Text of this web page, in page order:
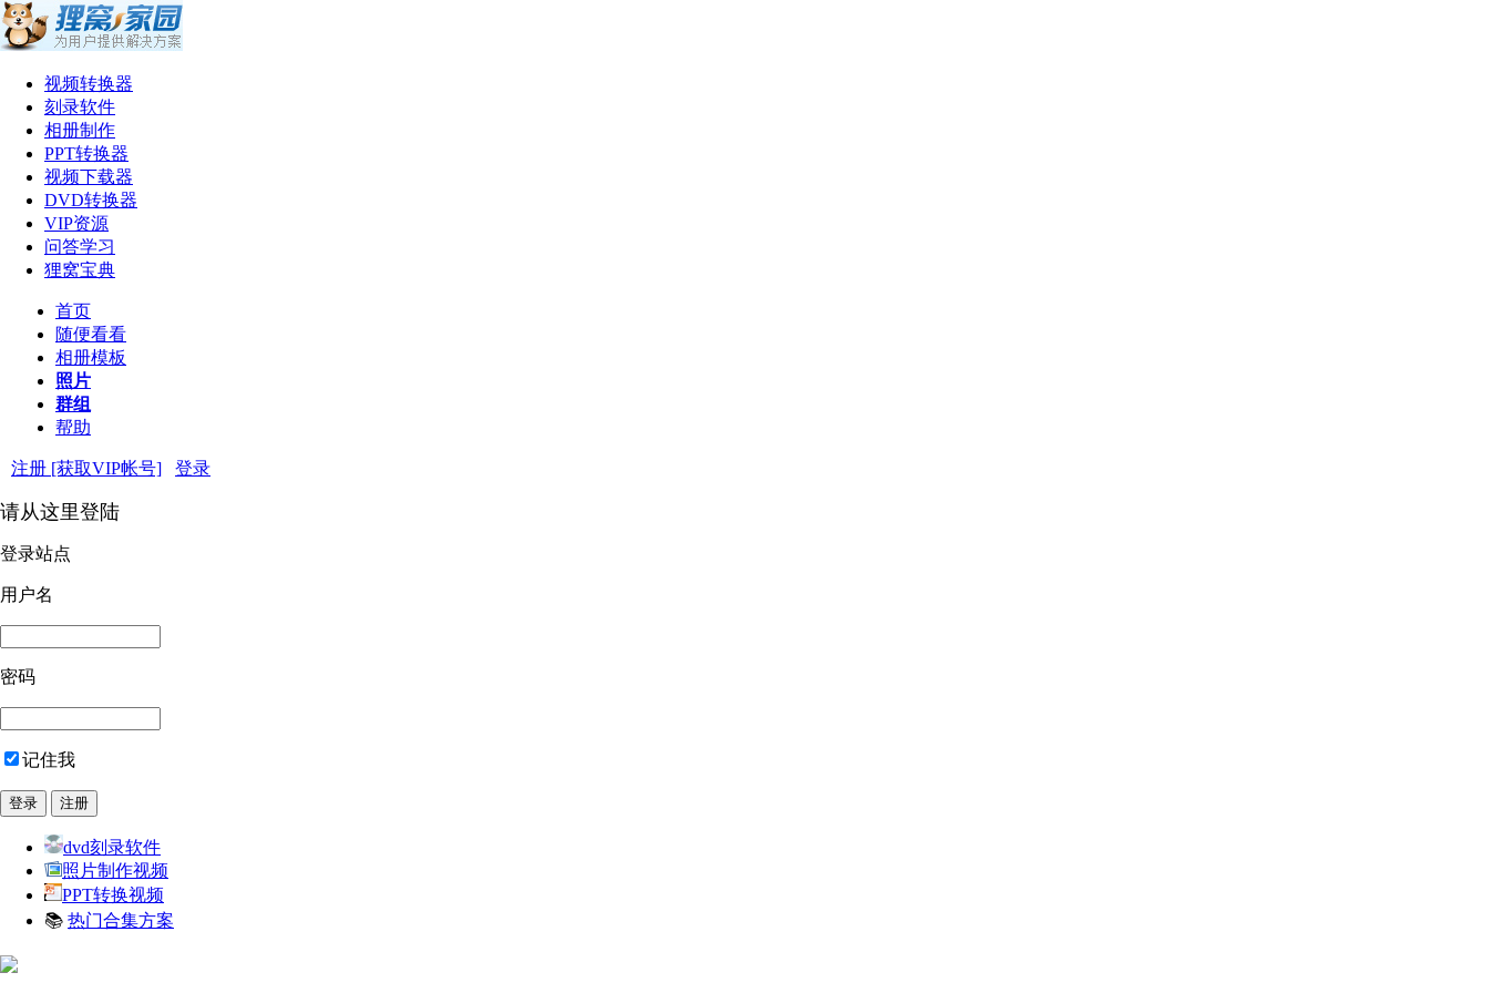
视频转换器
刻录软件
相册制作
PPT转换器
视频下载器
DVD转换器
VIP资源
问答学习
狸窝宝典
首页
随便看看
相册模板
照片
群组
帮助
注册 [获取VIP帐号] 登录
请从这里登陆
登录站点
用户名
密码
记住我
dvd刻录软件
照片制作视频
PPT转换视频
📚 热门合集方案